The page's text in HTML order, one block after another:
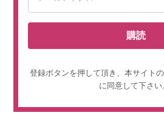
購読
登録ボタンを押して頂き、本サイトの
に同意して下さい